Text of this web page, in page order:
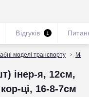
моделі транспорту
інер-я, 12см,
ці, 16-8-7см
Відгуків 1